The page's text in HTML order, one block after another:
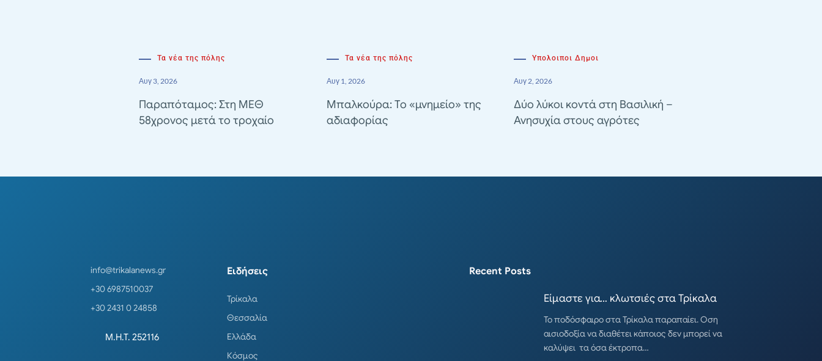
Τα νέα της πόλης
Αυγ 3, 2026
Παραπόταμος: Στη ΜΕΘ
58χρονος μετά το τροχαίο
Τα νέα της πόλης
Αυγ 1, 2026
Μπαλκούρα: Το «μνημείο» της
αδιαφορίας
Υπολοιποι Δημοι
Αυγ 2, 2026
Δύο λύκοι κοντά στη Βασιλική –
Ανησυχία στους αγρότες
info@trikalanews.gr
+30 6987510037
+30 2431 0 24858
Μ.Η.Τ. 252116
Ειδήσεις
Τρίκαλα
Θεσσαλία
Ελλάδα
Κόσμος
Recent Posts
Είμαστε για… κλωτσιές στα Τρίκαλα
Το ποδόσφαιρο στα Τρίκαλα παραπαίει. Οση
αισιοδοξία να διαθέτει κάποιος δεν μπορεί να
καλύψει τα όσα έκτροπα…